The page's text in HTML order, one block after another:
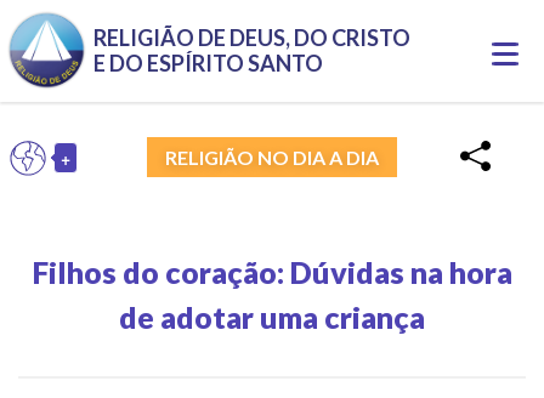
Pular para o conteúdo principal
RELIGIÃO DE DEUS, DO CRISTO
E DO ESPÍRITO SANTO
PT
+
Toggle Dropdown
RELIGIÃO NO DIA A DIA
Filhos do coração: Dúvidas na hora
de adotar uma criança